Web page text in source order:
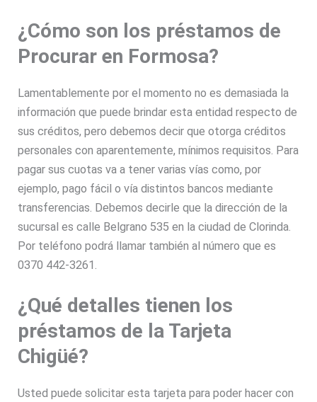
¿Cómo son los préstamos de
Procurar en Formosa?
Lamentablemente por el momento no es demasiada la
información que puede brindar esta entidad respecto de
sus créditos, pero debemos decir que otorga créditos
personales con aparentemente, mínimos requisitos. Para
pagar sus cuotas va a tener varias vías como, por
ejemplo, pago fácil o vía distintos bancos mediante
transferencias. Debemos decirle que la dirección de la
sucursal es calle Belgrano 535 en la ciudad de Clorinda.
Por teléfono podrá llamar también al número que es
0370 442-3261.
¿Qué detalles tienen los
préstamos de la Tarjeta
Chigüé?
Usted puede solicitar esta tarjeta para poder hacer con